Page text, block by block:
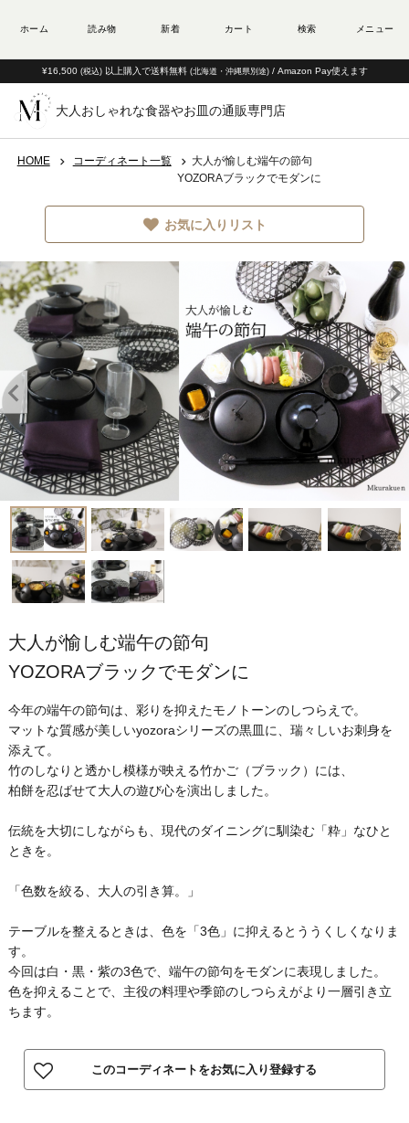
¥16,500 (税込) 以上購入で送料無料 (北海道・沖縄県別途) / Amazon Pay使えます
大人おしゃれな食器やお皿の通販専門店
HOME コーディネート一覧
大人が愉しむ端午の節句
YOZORAブラックでモダンに
お気に入りリスト
大人が愉しむ端午の節句
YOZORAブラックでモダンに
今年の端午の節句は、彩りを抑えたモノトーンのしつらえで。
マットな質感が美しいyozoraシリーズの黒皿に、瑞々しいお刺身を
添えて。
竹のしなりと透かし模様が映える竹かご（ブラック）には、
柏餅を忍ばせて大人の遊び心を演出しました。
伝統を大切にしながらも、現代のダイニングに馴染む「粋」なひと
ときを。
「色数を絞る、大人の引き算。」
テーブルを整えるときは、色を「3色」に抑えるとううくしくなりま
す。
今回は白・黒・紫の3色で、端午の節句をモダンに表現しました。
色を抑えることで、主役の料理や季節のしつらえがより一層引き立
ちます。
このコーディネートをお気に入り登録する